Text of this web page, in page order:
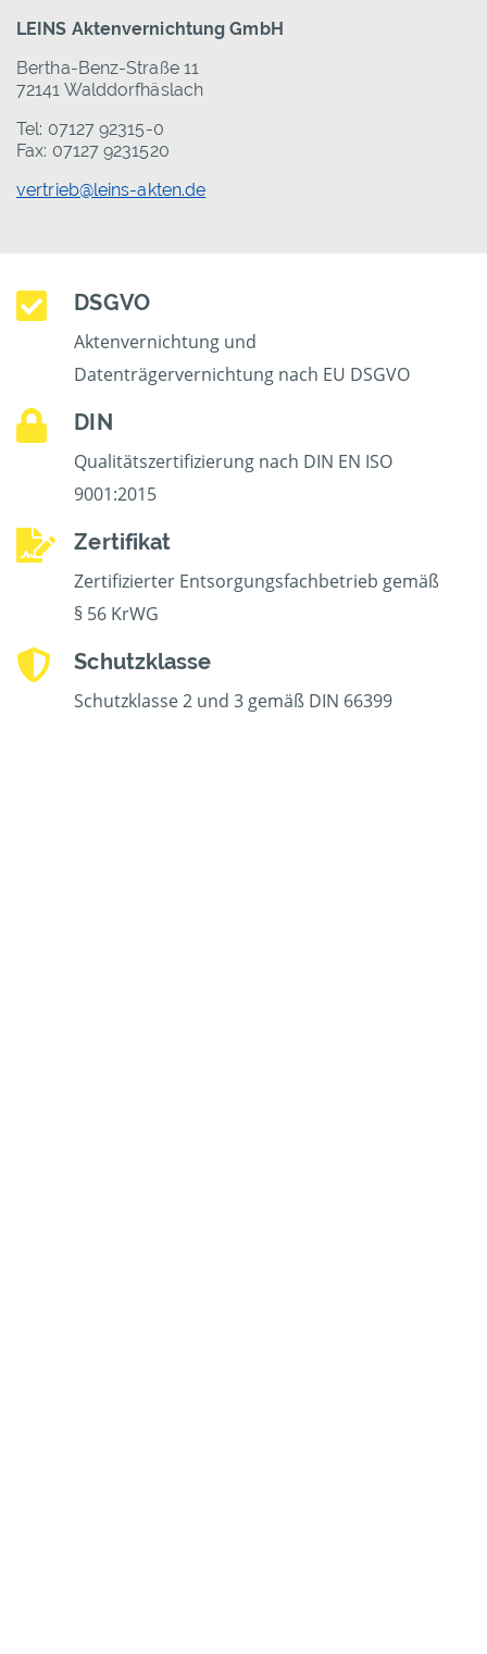
LEINS Aktenvernichtung GmbH
Bertha-Benz-Straße 11
72141 Walddorfhäslach
Tel: 07127 92315-0
Fax: 07127 9231520
vertrieb@leins-akten.de
DSGVO
Aktenvernichtung und
Datenträgervernichtung nach EU DSGVO
DIN
Qualitätszertifizierung nach DIN EN ISO
9001:2015
Zertifikat
Zertifizierter Entsorgungsfachbetrieb gemäß
§ 56 KrWG
Schutzklasse
Schutzklasse 2 und 3 gemäß DIN 66399